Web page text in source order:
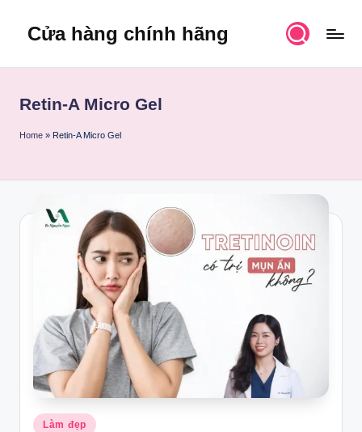
Cửa hàng chính hãng
Retin-A Micro Gel
Home » Retin-A Micro Gel
Posted
Làm đẹp